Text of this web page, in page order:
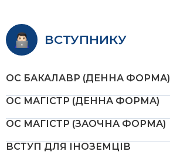
ВСТУПНИКУ
ОС БАКАЛАВР (ДЕННА ФОРМА)
ОС МАГІСТР (ДЕННА ФОРМА)
ОС МАГІСТР (ЗАОЧНА ФОРМА)
ВСТУП ДЛЯ ІНОЗЕМЦІВ